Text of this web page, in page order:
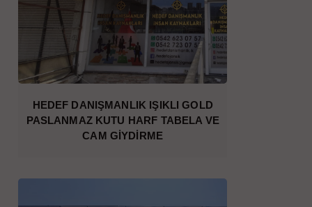
HEDEF DANIŞMANLIK IŞIKLI GOLD
PASLANMAZ KUTU HARF TABELA VE
CAM GİYDİRME